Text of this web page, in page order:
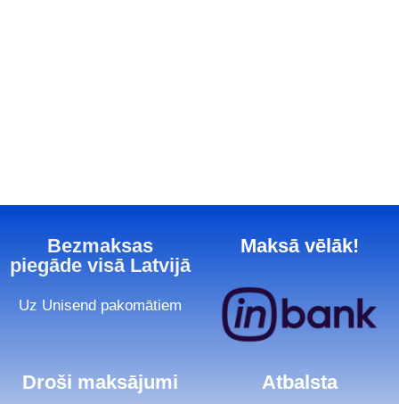
Bezmaksas
piegāde visā Latvijā
Uz Unisend pakomātiem
Maksā vēlāk!
Droši maksājumi Atbalsta